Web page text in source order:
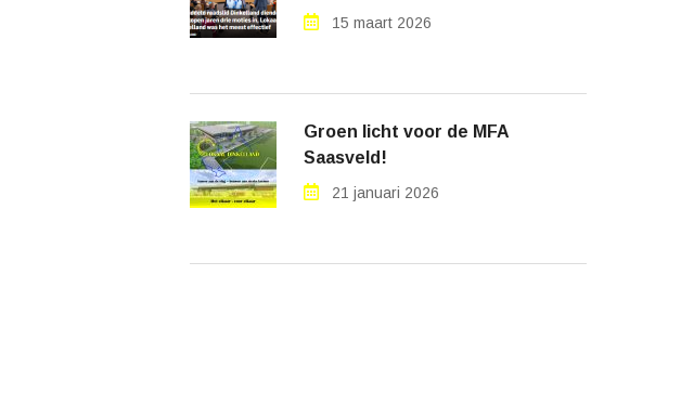
15 maart 2026
Groen licht voor de MFA
Saasveld!
21 januari 2026